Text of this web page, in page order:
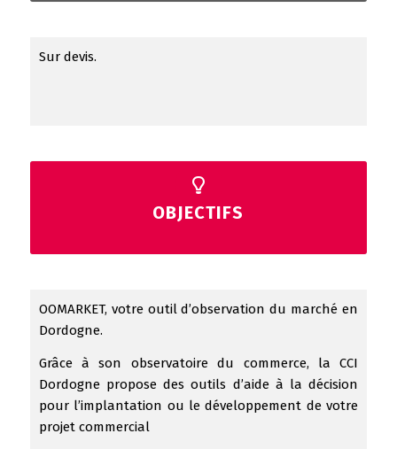
Sur devis.
OBJECTIFS
OOMARKET, votre outil d’observation du marché en
Dordogne.
Grâce à son observatoire du commerce, la CCI
Dordogne propose des outils d’aide à la décision
pour l’implantation ou le développement de votre
projet commercial